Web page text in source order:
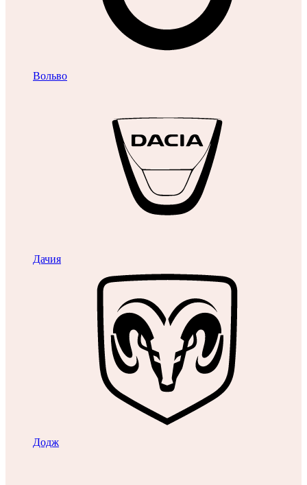
Вольво
Дачия
Додж